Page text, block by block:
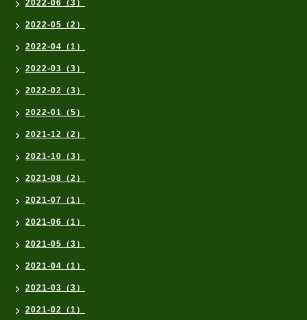
2022-06（3）
2022-05（2）
2022-04（1）
2022-03（3）
2022-02（3）
2022-01（5）
2021-12（2）
2021-10（3）
2021-08（2）
2021-07（1）
2021-06（1）
2021-05（3）
2021-04（1）
2021-03（3）
2021-02（1）